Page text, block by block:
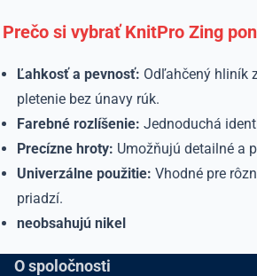
Prečo si vybrať KnitPro Zing
Ľahkosť a pevnosť: Odľahčený hliník
pletenie bez únavy rúk.
Farebné rozlíšenie: Jednoduchá
Precízne hroty: Umožňujú detailné a
Univerzálne použitie: Vhodné pre
priadzí.
neobsahujú nikel
O spoločnosti